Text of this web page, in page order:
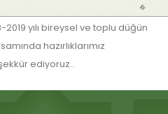
2019 yılı bireysel ve toplu düğün
hazırlıklarımız
ediyoruz..